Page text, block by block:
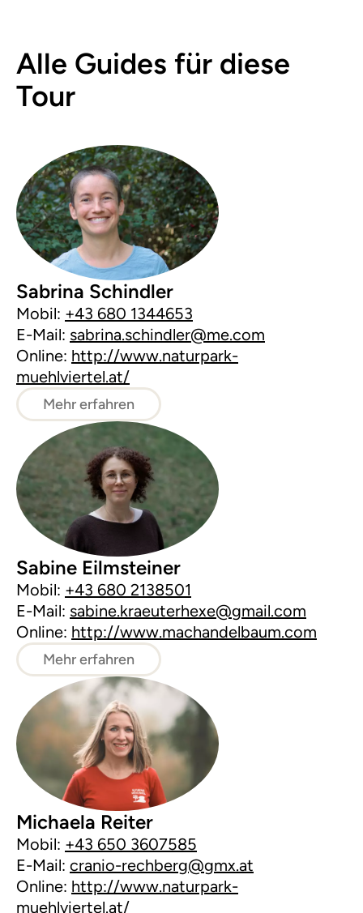
Alle Guides für diese
Tour
Sabrina Schindler
Mobil: +43 680 1344653
E-Mail: sabrina.schindler@me.com
Online: http://www.naturpark-
muehlviertel.at/
Mehr erfahren
Sabine Eilmsteiner
Mobil: +43 680 2138501
E-Mail: sabine.kraeuterhexe@gmail.com
Online: http://www.machandelbaum.com
Mehr erfahren
Michaela Reiter
Mobil: +43 650 3607585
E-Mail: cranio-rechberg@gmx.at
Online: http://www.naturpark-
muehlviertel.at/